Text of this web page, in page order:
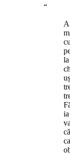
“
A